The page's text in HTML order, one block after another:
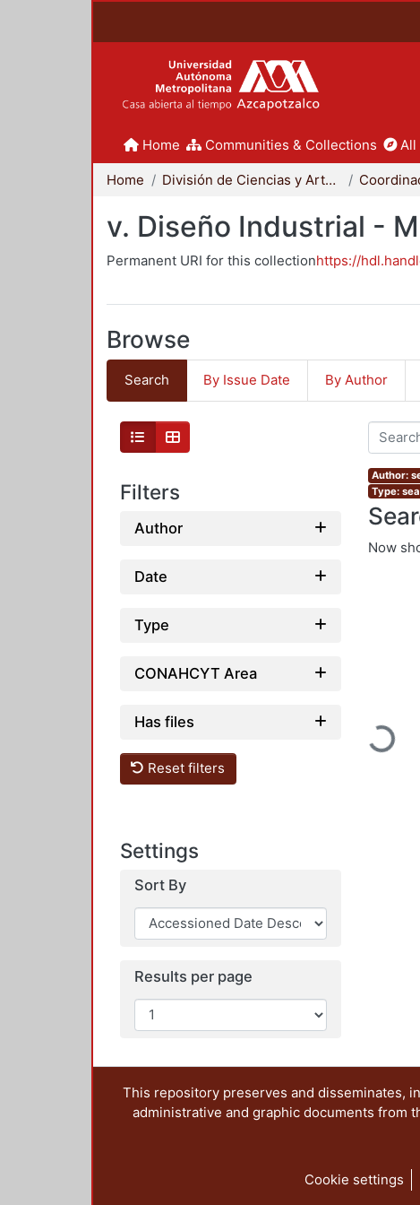
Home Communities & Collections All
Home División de Ciencias y Artes para el Diseño
v. Diseño Industrial -
Permanent URI for this collectionhttps://
Browse
Search By Issue Date By Author
Filters
Author
Date
Type
CONAHCYT Area
Has files
Reset filters
Settings
Sort By
Results per page
Author:
Type:
Now
Loading...
This repository preserves and disseminates,
administrative and graphic documents from
Cookie settings